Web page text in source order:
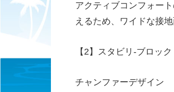
アクティブコンフォー
えるため、ワイドな接
【2】スタビリ-ブロッ
チャンファーデザイン